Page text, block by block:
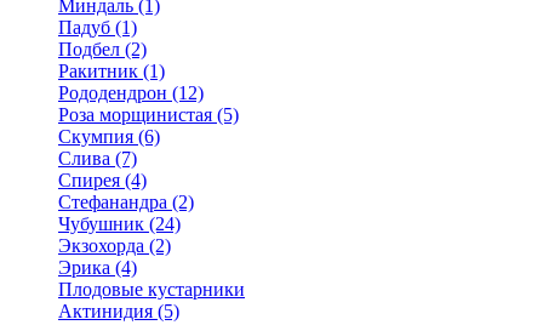
Миндаль (1)
Падуб (1)
Подбел (2)
Ракитник (1)
Рододендрон (12)
Роза морщинистая (5)
Скумпия (6)
Слива (7)
Спирея (4)
Стефанандра (2)
Чубушник (24)
Экзохорда (2)
Эрика (4)
Плодовые кустарники
Актинидия (5)